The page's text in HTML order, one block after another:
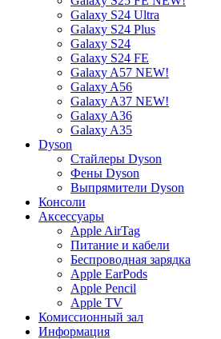
Galaxy S24 Ultra
Galaxy S24 Plus
Galaxy S24
Galaxy S24 FE
Galaxy A57 NEW!
Galaxy A56
Galaxy A37 NEW!
Galaxy A36
Galaxy A35
Dyson
Стайлеры Dyson
Фены Dyson
Выпрямители Dyson
Консоли
Аксессуары
Apple AirTag
Питание и кабели
Беспроводная зарядка
Apple EarPods
Apple Pencil
Apple TV
Комиссионный зал
Информация